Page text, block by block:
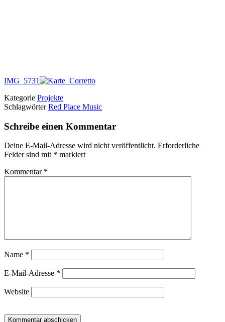
IMG_5731
Kategorie Projekte
SchlagwörterRed Place Music
Schreibe einen Kommentar
Deine E-Mail-Adresse wird nicht veröffentlicht. Erforderliche
Felder sind mit * markiert
Kommentar *
Name *
E-Mail-Adresse *
Website